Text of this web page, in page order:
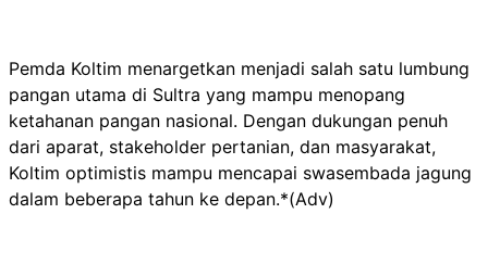
Pemda Koltim menargetkan menjadi salah satu lumbung
pangan utama di Sultra yang mampu menopang
ketahanan pangan nasional. Dengan dukungan penuh
dari aparat, stakeholder pertanian, dan masyarakat,
Koltim optimistis mampu mencapai swasembada jagung
dalam beberapa tahun ke depan.*(Adv)